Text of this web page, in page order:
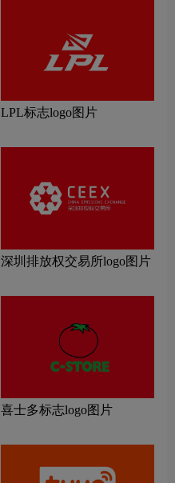
LPL标志logo图片
深圳排放权交易所logo图片
喜士多标志logo图片